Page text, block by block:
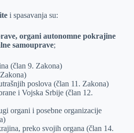
i spasavanja su:
organi autonomne pokrajine
samouprave;
(član 9. Zakona)
poslova (član 11. Zakona)
i Vojska Srbije (član 12.
organi i posebne organizacije
preko svojih organa (član 14.